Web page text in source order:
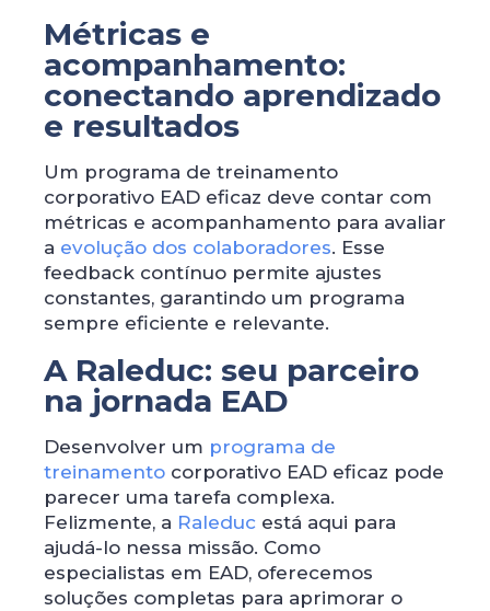
Métricas e
acompanhamento:
conectando aprendizado
e resultados
Um programa de treinamento
corporativo EAD eficaz deve contar com
métricas e acompanhamento para avaliar
a evolução dos colaboradores. Esse
feedback contínuo permite ajustes
constantes, garantindo um programa
sempre eficiente e relevante.
A Raleduc: seu parceiro
na jornada EAD
Desenvolver um programa de
treinamento corporativo EAD eficaz pode
parecer uma tarefa complexa.
Felizmente, a Raleduc está aqui para
ajudá-lo nessa missão. Como
especialistas em EAD, oferecemos
soluções completas para aprimorar o